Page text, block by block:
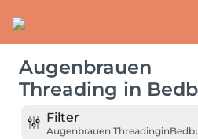
Augenbrauen
Threading in
Filter
Augenbrauen Threadingin